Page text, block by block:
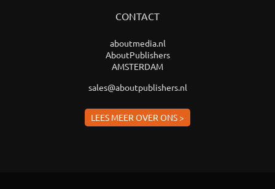
CONTACT
aboutmedia.nl
AboutPublishers
AMSTERDAM
sales@aboutpublishers.nl
LEES MEER OVER ONS >